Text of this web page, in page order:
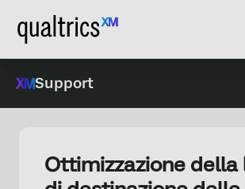
Support
Ottimizzazione della